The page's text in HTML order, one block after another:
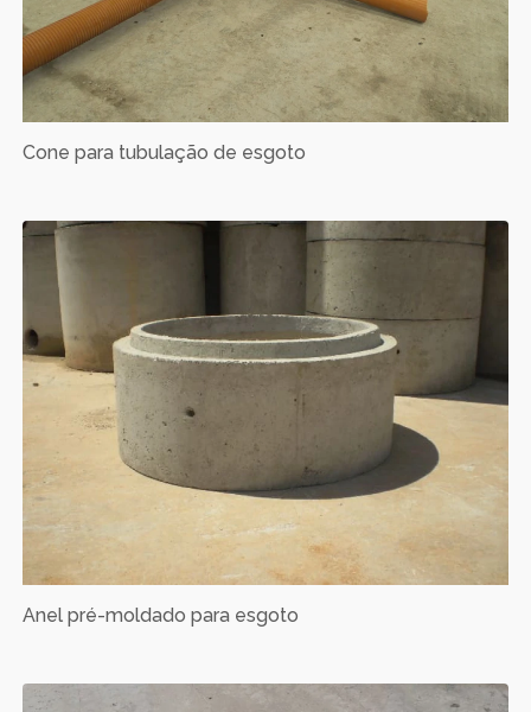
Cone para tubulação de esgoto
Anel pré-moldado para esgoto